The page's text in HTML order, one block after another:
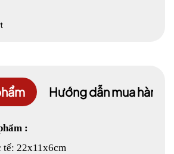
Hướng dẫn mua hàng
:
22x11x6cm